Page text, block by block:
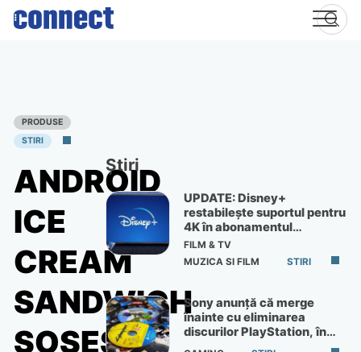
Skip
PRODUSE
STIRI
ANDROID
ICE
CREAM
SANDWICH
SOSEŞTE
Știri
UPDATE: Disney+
restabilește suportul pentru
4K în abonamentul
Premium
FILM & TV
MUZICA SI FILM
STIRI
Sony anunță că merge
înainte cu eliminarea
discurilor PlayStation, în
ciuda protestelor